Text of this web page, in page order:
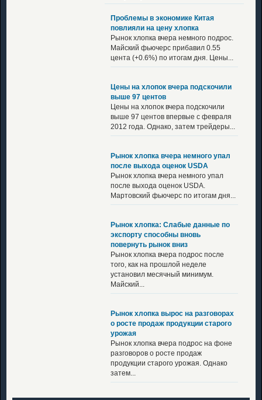
Проблемы в экономике Китая
повлияли на цену хлопка
Рынок хлопка вчера немного подрос.
Майский фьючерс прибавил 0.55
цента (+0.6%) по итогам дня. Цены...
Цены на хлопок вчера подскочили
выше 97 центов
Цены на хлопок вчера подскочили
выше 97 центов впервые с февраля
2012 года. Однако, затем трейдеры...
Рынок хлопка вчера немного упал
после выхода оценок USDA
Рынок хлопка вчера немного упал
после выхода оценок USDA.
Мартовский фьючерс по итогам дня...
Рынок хлопка: Слабые данные по
экспорту способны вновь
повернуть рынок вниз
Рынок хлопка вчера подрос после
того, как на прошлой неделе
установил месячный минимум.
Майский...
Рынок хлопка вырос на разговорах
о росте продаж продукции старого
урожая
Рынок хлопка вчера подрос на фоне
разговоров о росте продаж
продукции старого урожая. Однако
затем...